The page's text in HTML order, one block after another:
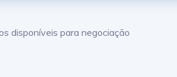
disponíveis para negociação